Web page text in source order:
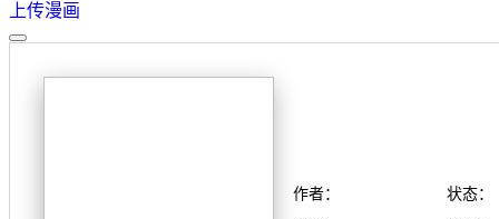
上传漫画
作者：
状态：